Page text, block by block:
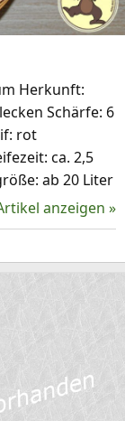
Herkunft:
Schärfe: 6
rot
ca. 2,5
ab 20 Liter
anzeigen »